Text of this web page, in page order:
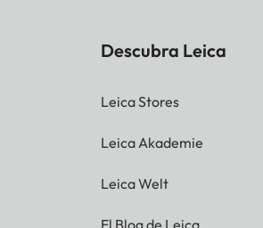
Descubra Leica
Leica Stores
Leica Akademie
Leica Welt
El Blog de Leica